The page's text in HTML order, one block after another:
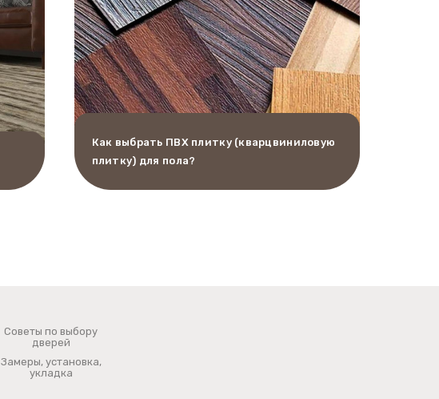
Как выбрать ПВХ плитку (кварцвиниловую
плитку) для пола?
Советы по выбору
дверей
Замеры, установка,
укладка